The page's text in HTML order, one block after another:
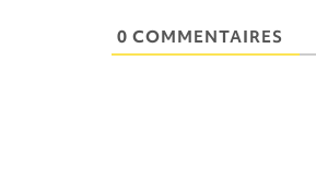
0 COMMENTAIRES